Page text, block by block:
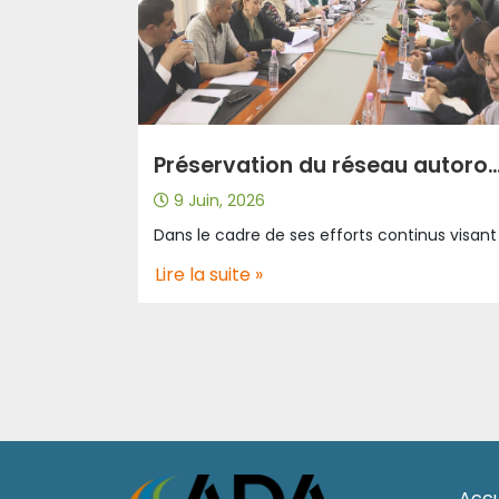
Préservation du réseau autoroutier : renforcement de
9 Juin, 2026
Lire la suite »